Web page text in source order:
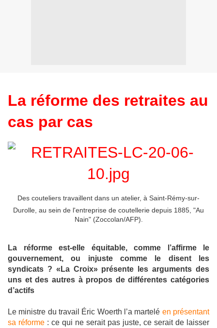
La réforme des retraites au
cas par cas
Des couteliers travaillent dans un atelier, à Saint-Rémy-sur-
Durolle, au sein de l'entreprise de coutellerie depuis 1885, "Au
Nain" (Zoccolan/AFP).
La réforme est-elle équitable, comme l’affirme le
gouvernement, ou injuste comme le disent les
syndicats ? «La Croix» présente les arguments des
uns et des autres à propos de différentes catégories
d’actifs
Le ministre du travail Éric Woerth l’a martelé en présentant
sa réforme : ce qui ne serait pas juste, ce serait de laisser